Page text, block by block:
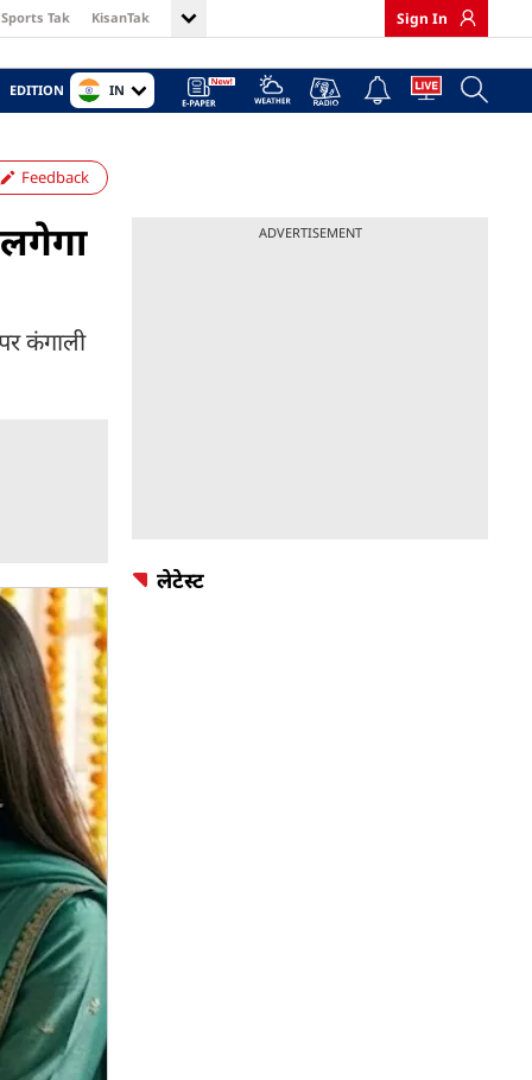
Sports Tak KisanTak Sign In
EDITION IN
Feedback
कंगाली
ADVERTISEMENT
लेटेस्ट